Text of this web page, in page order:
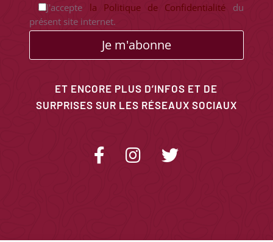
J'accepte la Politique de Confidentialité du
présent site internet.
Je m'abonne
ET ENCORE PLUS D’INFOS ET DE
SURPRISES SUR LES RÉSEAUX SOCIAUX